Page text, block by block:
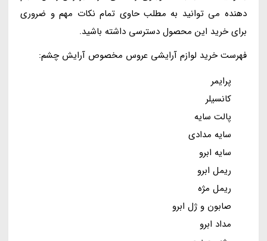
دهنده می توانید به مطلب حاوی تمام نکات مهم و ضروری
برای خرید این محصول دسترسی داشته باشید.
فهرست خرید لوازم آرایشی عروس مخصوص آرایش چشم:
پرایمر
کانسیلر
پالت سایه
سایه مدادی
سایه ابرو
ریمل ابرو
ریمل مژه
صابون و ژل ابرو
مداد ابرو